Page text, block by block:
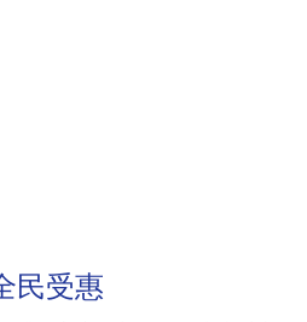
民受惠